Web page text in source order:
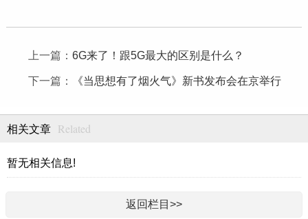
上一篇： 6G来了！跟5G最大的区别是什么？
下一篇： 《当思想有了烟火气》新书发布会在京举行
相关文章 Related
暂无相关信息!
返回栏目>>